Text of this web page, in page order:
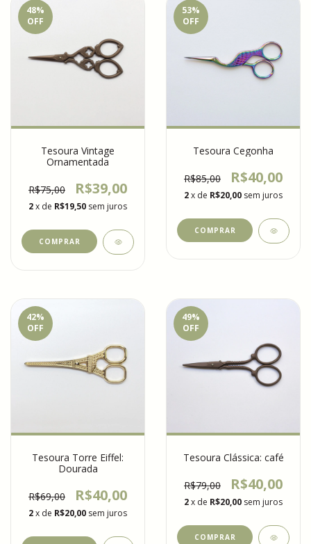
48%
OFF
Tesoura Vintage
Ornamentada
R$75,00 R$39,00
2x de R$19,50 sem juros
COMPRAR
53%
OFF
Tesoura Cegonha
R$85,00 R$40,00
2x de R$20,00 sem juros
COMPRAR
42%
OFF
Tesoura Torre Eiffel:
Dourada
R$69,00 R$40,00
2x de R$20,00 sem juros
49%
OFF
Tesoura Clássica: café
R$79,00 R$40,00
2x de R$20,00 sem juros